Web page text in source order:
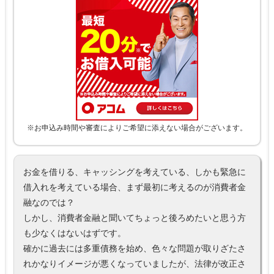
※お申込み時間や審査によりご希望に添えない場合がございます。
お金を借りる、キャッシングを考えている、しかも緊急に
借入れを考えている場合、まず最初に考えるのが消費者金
融なのでは？
しかし、消費者金融と聞いてちょっと後ろめたいと思う方
も少なくはないはずです。
確かに過去には多重債務を始め、色々な問題が取りざたさ
れかなりイメージが悪くなっていましたが、法律が改正さ